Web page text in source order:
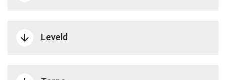
arrow_downward Leveld